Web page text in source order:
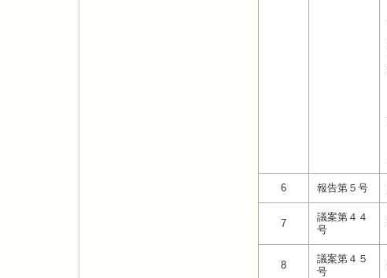
6 報告第５号
7
議案第４４
号
8
議案第４５
号